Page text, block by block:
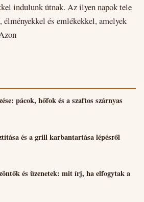
indulunk útnak. Az ilyen napok tele
élményekkel és emlékekkel, amelyek
pácok, hőfok és a szaftos szárnyas
és a grill karbantartása lépésről
és üzenetek: mit írj, ha elfogytak a